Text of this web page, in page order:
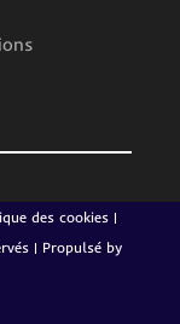
des cookies|
| Propulsé by